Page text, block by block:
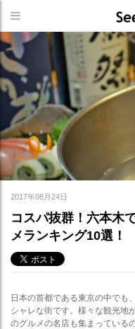
2017年08月24日
コスパ抜群！六本木
メランキング10選！
日本の首都である東京の中でも
シャレな街です。様々な観光地
のグルメの名店も集まっている